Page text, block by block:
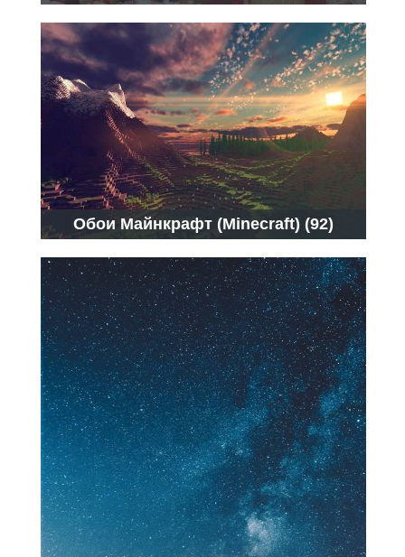
Обои Майнкрафт (Minecraft) (92)